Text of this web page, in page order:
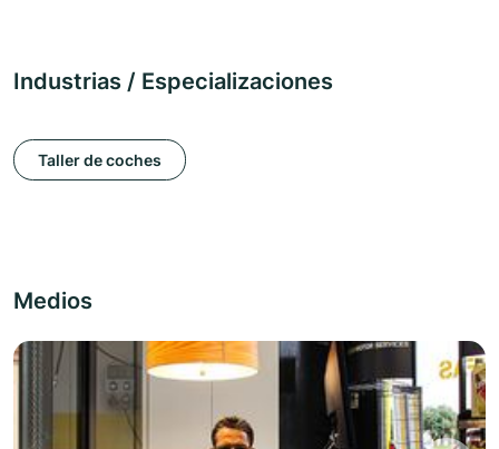
Industrias / Especializaciones
Taller de coches
Medios